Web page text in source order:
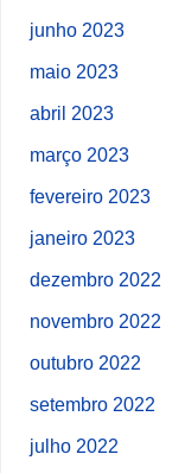
junho 2023
maio 2023
abril 2023
março 2023
fevereiro 2023
janeiro 2023
dezembro 2022
novembro 2022
outubro 2022
setembro 2022
julho 2022